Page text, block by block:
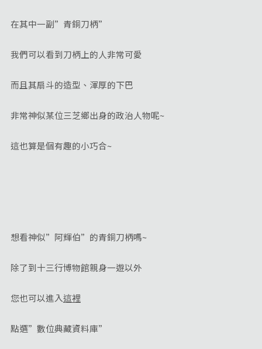
在其中一副”青銅刀柄”
我們可以看到刀柄上的人非常可愛
而且其扇斗的造型、渾厚的下巴
非常神似某位三芝鄉出身的政治人物呢~
這也算是個有趣的小巧合~
想看神似”阿輝伯”的青銅刀柄嗎~
除了到十三行博物館親身一遊以外
您也可以進入這裡
點選”數位典藏資料庫”